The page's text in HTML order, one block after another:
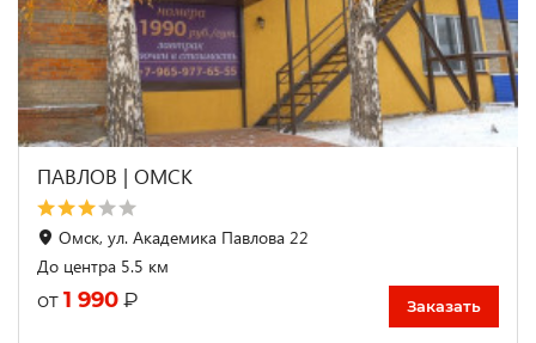
ПАВЛОВ | ОМСК
Омск, ул. Академика Павлова 22
До центра 5.5 км
от 1 990 ₽ Заказать